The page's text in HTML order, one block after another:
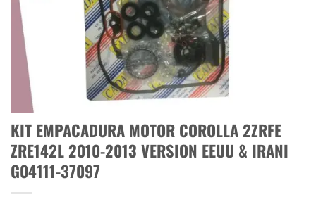
KIT EMPACADURA MOTOR COROLLA 2ZRFE
ZRE142L 2010-2013 VERSION EEUU & IRANI
G04111-37097